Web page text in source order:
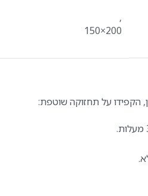
,
200×150
הקפידו על תחזוקה שוטפת: